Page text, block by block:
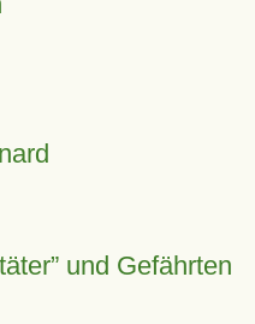
und Gefährten